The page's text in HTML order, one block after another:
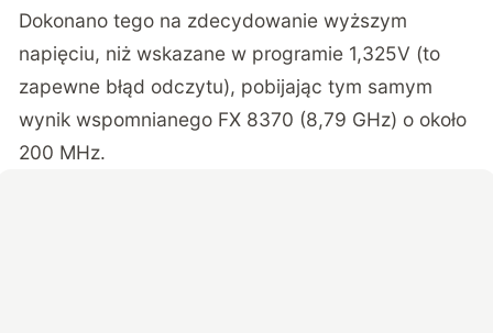
Dokonano tego na zdecydowanie wyższym
napięciu, niż wskazane w programie 1,325V (to
zapewne błąd odczytu), pobijając tym samym
wynik wspomnianego FX 8370 (8,79 GHz) o około
200 MHz.